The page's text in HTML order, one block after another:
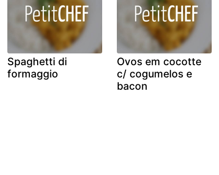
Spaghetti di
formaggio
Ovos em cocotte
c/ cogumelos e
bacon